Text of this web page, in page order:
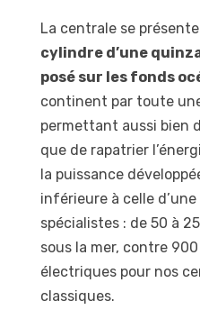
La centrale se
cylindre d’une
posé sur les fonds
continent par toute
permettant aussi bien
que de rapatrier
la puissance
inférieure à celle
spécialistes : de 50 à
sous la mer, contre
électriques pour nos
classiques.